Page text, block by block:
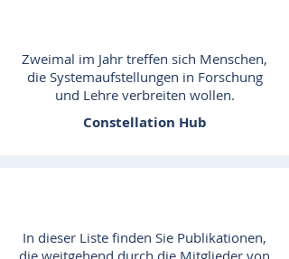
Zweimal im Jahr treffen sich Menschen,
die Systemaufstellungen in Forschung
und Lehre verbreiten wollen.
Constellation Hub
In dieser Liste finden Sie Publikationen,
die weitgehend durch die Mitglieder von